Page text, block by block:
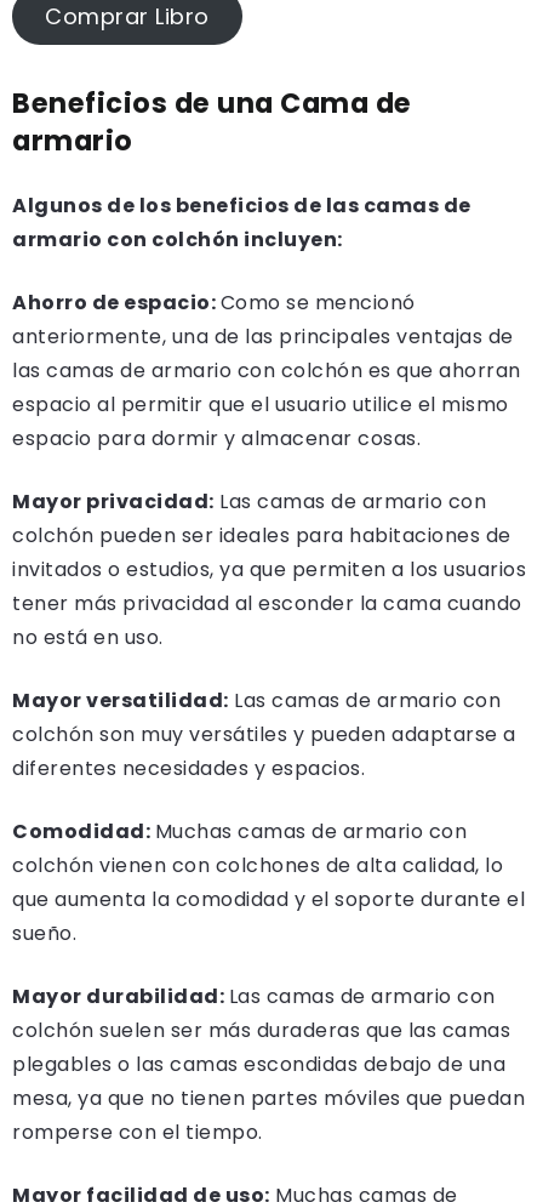
Comprar Libro
Beneficios de una Cama de
armario
Algunos de los beneficios de las camas de
armario con colchón incluyen:
Ahorro de espacio:Como se mencionó
anteriormente, una de las principales ventajas de
las camas de armario con colchón es que ahorran
espacio al permitir que el usuario utilice el mismo
espacio para dormir y almacenar cosas.
Mayor privacidad: Las camas de armario con
colchón pueden ser ideales para habitaciones de
invitados o estudios, ya que permiten a los usuarios
tener más privacidad al esconder la cama cuando
no está en uso.
Mayor versatilidad: Las camas de armario con
colchón son muy versátiles y pueden adaptarse a
diferentes necesidades y espacios.
Comodidad: Muchas camas de armario con
colchón vienen con colchones de alta calidad, lo
que aumenta la comodidad y el soporte durante el
sueño.
Mayor durabilidad: Las camas de armario con
colchón suelen ser más duraderas que las camas
plegables o las camas escondidas debajo de una
mesa, ya que no tienen partes móviles que puedan
romperse con el tiempo.
Mayor facilidad de uso: Muchas camas de